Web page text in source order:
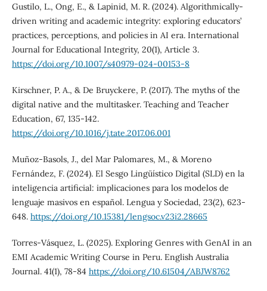
Gustilo, L., Ong, E., & Lapinid, M. R. (2024). Algorithmically-
driven writing and academic integrity: exploring educators’
practices, perceptions, and policies in AI era. International
Journal for Educational Integrity, 20(1), Article 3.
https://doi.org/10.1007/s40979-024-00153-8
Kirschner, P. A., & De Bruyckere, P. (2017). The myths of the
digital native and the multitasker. Teaching and Teacher
Education, 67, 135-142.
https://doi.org/10.1016/j.tate.2017.06.001
Muñoz-Basols, J., del Mar Palomares, M., & Moreno
Fernández, F. (2024). El Sesgo Lingüístico Digital (SLD) en la
inteligencia artificial: implicaciones para los modelos de
lenguaje masivos en español. Lengua y Sociedad, 23(2), 623-
648. https://doi.org/10.15381/lengsoc.v23i2.28665
Torres-Vásquez, L. (2025). Exploring Genres with GenAI in an
EMI Academic Writing Course in Peru. English Australia
Journal. 41(1), 78-84 https://doi.org/10.61504/ABJW8762